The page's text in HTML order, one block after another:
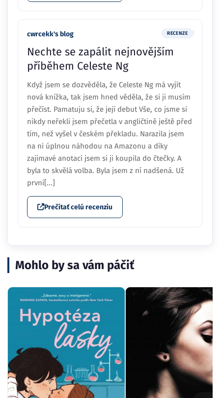
cwrcekk's blog RECENZE
Nechte se zapálit nejnovějším
příběhem Celeste Ng
Když jsem se dozvěděla, že Celeste Ng má vyjít
nová knížka, tak jsem hned věděla, že si ji musím
přečíst. Pamatuju si, že její debut Vše, co jsme si
nikdy neřekli jsem přečetla v angličtině ještě před
tím, než vyšel v českém překladu. Narazila jsem
na ni úplnou náhodou na Amazonu a díky
zajímavé anotaci jsem si ji koupila do čtečky. A
byla to skvělá volba. Byla jsem z ní nadšená. Už
první[...]
Prečítať celú recenziu
Mohlo by sa vám páčiť